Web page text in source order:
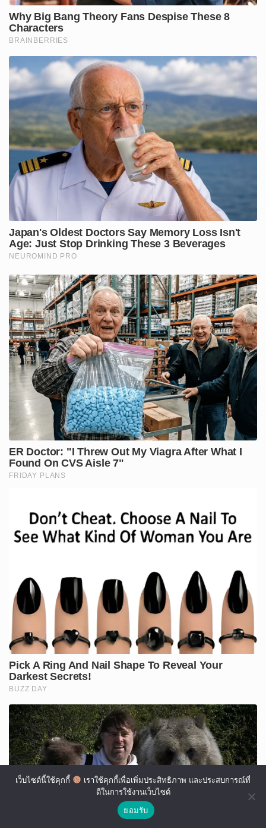
เว็บไซต์นี้ใช้คุกกี้
เราใช้คุกกี้เพื่อเพิ่มประสิทธิภาพ และประสบการณ์ที่
ดีในการใช้งานเว็บไซต์
ยอมรับ